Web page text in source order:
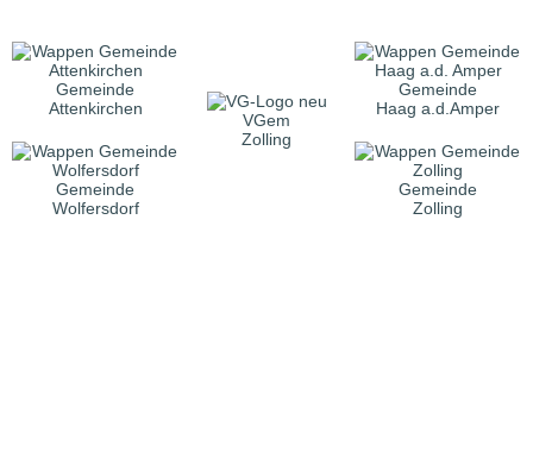
Gemeinde
Attenkirchen
VGem
Zolling
Gemeinde
Haag a.d.Amper
Gemeinde
Wolfersdorf
Gemeinde
Zolling